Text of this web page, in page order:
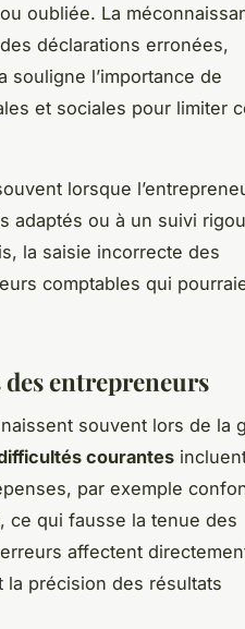
oubliée. La
déclarations erronées,
souligne l’importance de
et sociales pour limiter
lorsque
adaptés ou à un suivi
la saisie incorrecte des
comptables qui
entrepreneurs
naissent souvent lors de la
courantes
par exemple
ce qui fausse la tenue des
affectent
la précision des résultats